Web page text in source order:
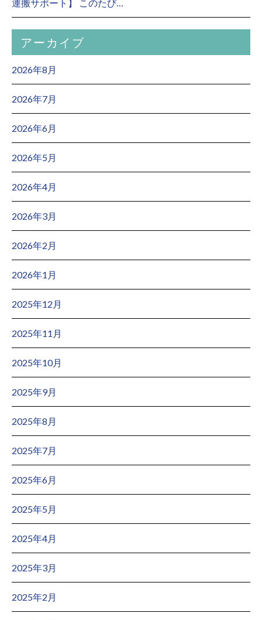
運搬サポート】 このたび…
アーカイブ
2026年8月
2026年7月
2026年6月
2026年5月
2026年4月
2026年3月
2026年2月
2026年1月
2025年12月
2025年11月
2025年10月
2025年9月
2025年8月
2025年7月
2025年6月
2025年5月
2025年4月
2025年3月
2025年2月